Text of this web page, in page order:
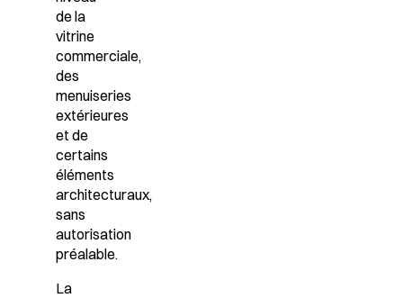
de la
vitrine
commerciale,
des
menuiseries
extérieures
et de
certains
éléments
architecturaux,
sans
autorisation
préalable.
La